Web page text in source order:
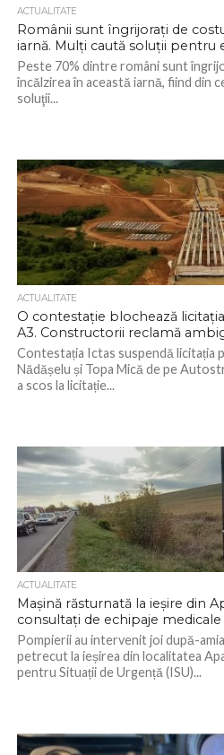
ACTUALITATE
Românii sunt îngrijoraţi de
iarnă. Mulți caută soluții pentru
Peste 70% dintre români sunt
încălzirea în această iarnă, fiind din
soluţii...
ACTUALITATE
O contestație blochează
A3. Constructorii reclamă
Contestația Ictas suspendă licitația
Nădășelu și Topa Mică de pe
a scos la licitație...
ACTUALITATE
Mașină răsturnată la ieșire din
consultați de echipaje medicale
Pompierii au intervenit joi după-
petrecut la ieșirea din localitatea
pentru Situații de Urgență (ISU)...